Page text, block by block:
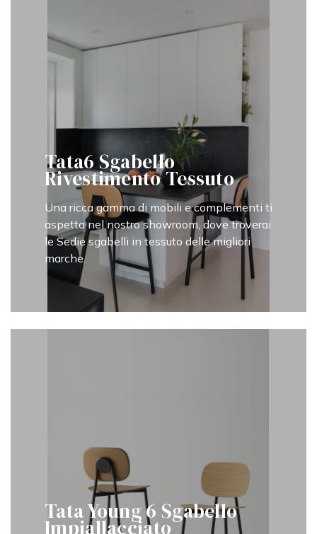
Tata6 Sgabello
Rivestimento Tessuto
Una ricca gamma di mobili e complementi ti
aspetta nel nostro showroom, dove troverai
le Sedie sgabelli in tessuto delle migliori
marche.
Tata Young 6 Sgabello
Impiallacciato